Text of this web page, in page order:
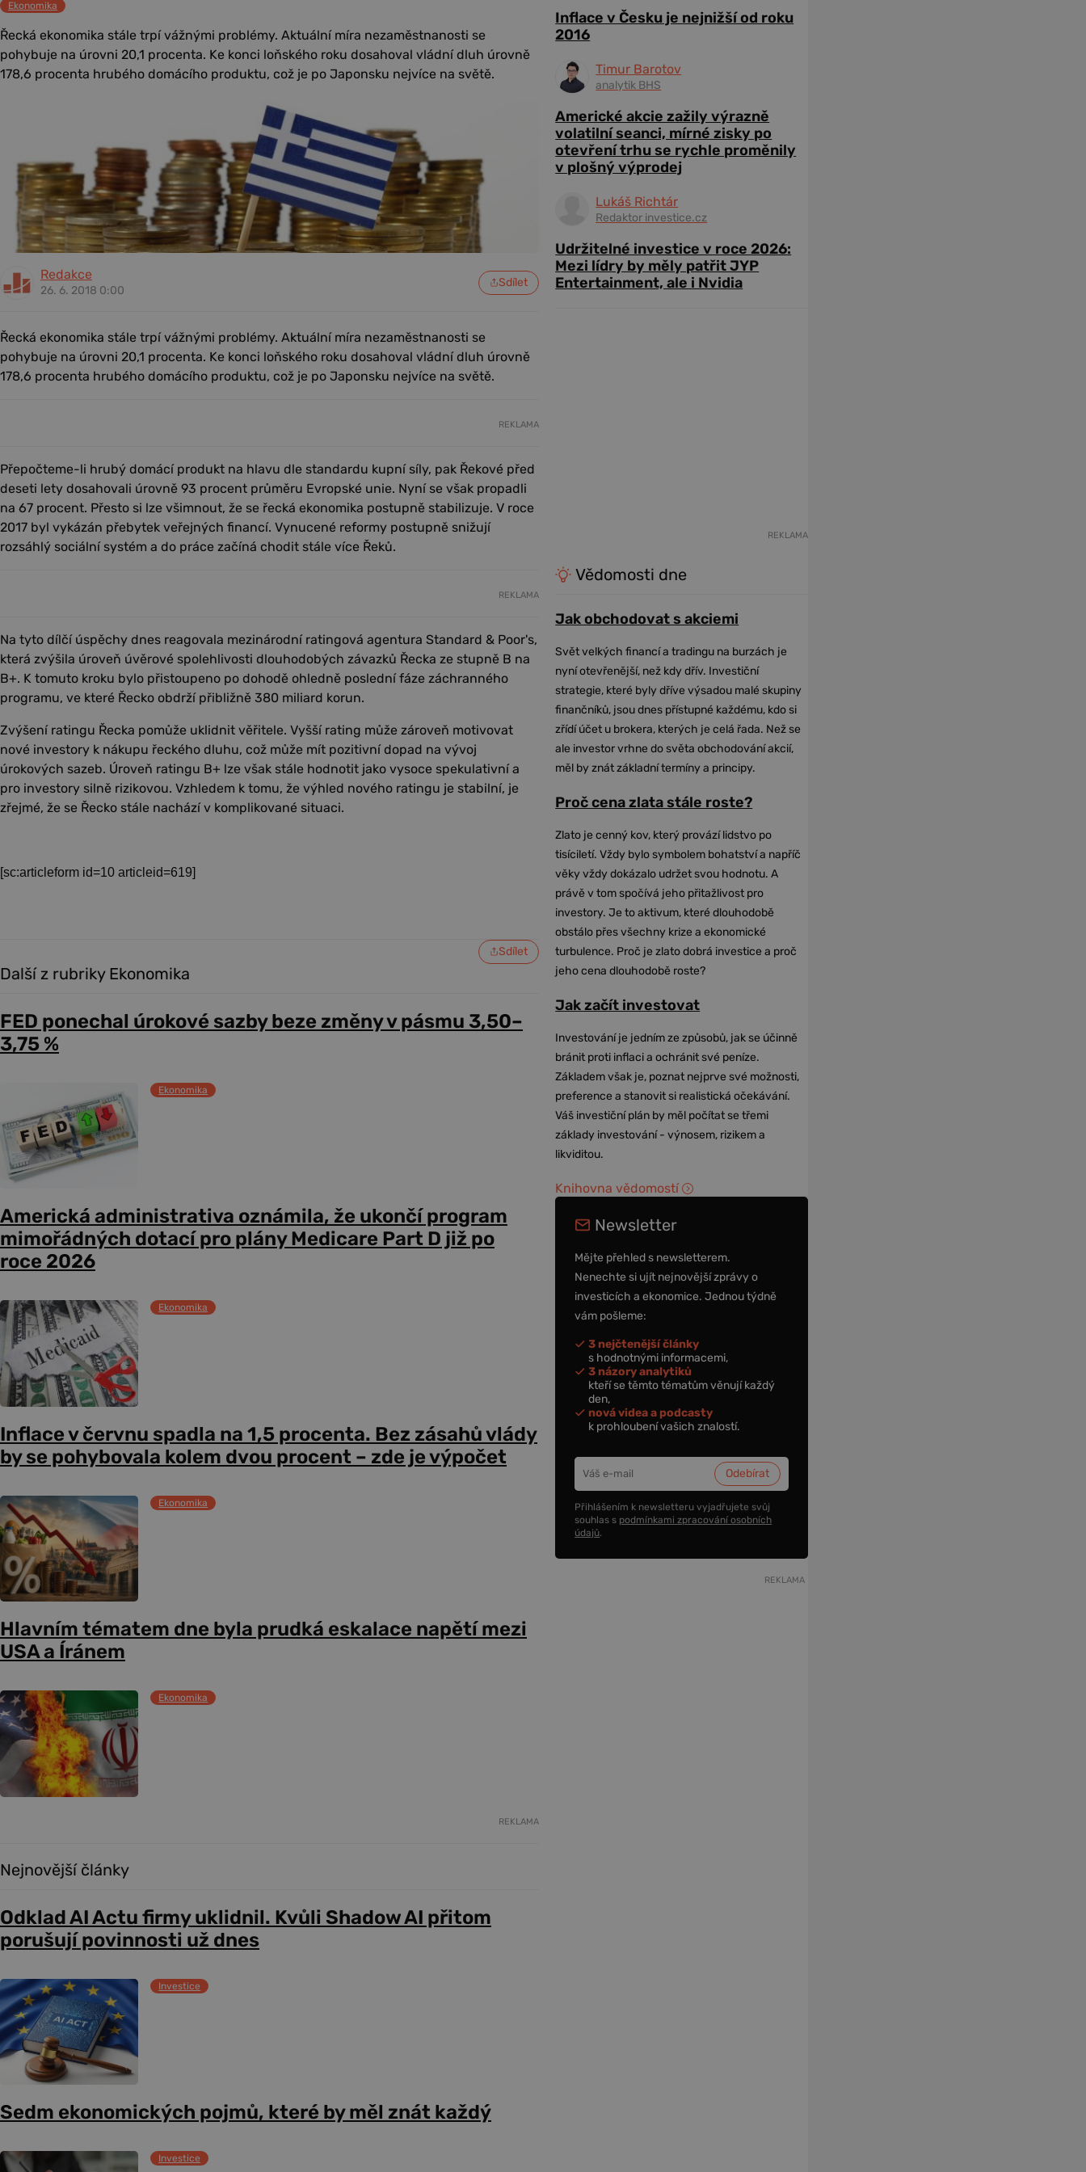
Ekonomika
Řecká ekonomika stále trpí vážnými problémy. Aktuální míra nezaměstnanosti se
pohybuje na úrovni 20,1 procenta. Ke konci loňského roku dosahoval vládní dluh úrovně
178,6 procenta hrubého domácího produktu, což je po Japonsku nejvíce na světě.
Redakce
26. 6. 2018 0:00
Sdílet
Řecká ekonomika stále trpí vážnými problémy. Aktuální míra nezaměstnanosti se
pohybuje na úrovni 20,1 procenta. Ke konci loňského roku dosahoval vládní dluh úrovně
178,6 procenta hrubého domácího produktu, což je po Japonsku nejvíce na světě.
REKLAMA
Přepočteme-li hrubý domácí produkt na hlavu dle standardu kupní síly, pak Řekové před
deseti lety dosahovali úrovně 93 procent průměru Evropské unie. Nyní se však propadli
na 67 procent. Přesto si lze všimnout, že se řecká ekonomika postupně stabilizuje. V roce
2017 byl vykázán přebytek veřejných financí. Vynucené reformy postupně snižují
rozsáhlý sociální systém a do práce začíná chodit stále více Řeků.
REKLAMA
Na tyto dílčí úspěchy dnes reagovala mezinárodní ratingová agentura Standard & Poor's,
která zvýšila úroveň úvěrové spolehlivosti dlouhodobých závazků Řecka ze stupně B na
B+. K tomuto kroku bylo přistoupeno po dohodě ohledně poslední fáze záchranného
programu, ve které Řecko obdrží přibližně 380 miliard korun.
Zvýšení ratingu Řecka pomůže uklidnit věřitele. Vyšší rating může zároveň motivovat
nové investory k nákupu řeckého dluhu, což může mít pozitivní dopad na vývoj
úrokových sazeb. Úroveň ratingu B+ lze však stále hodnotit jako vysoce spekulativní a
pro investory silně rizikovou. Vzhledem k tomu, že výhled nového ratingu je stabilní, je
zřejmé, že se Řecko stále nachází v komplikované situaci.
[sc:articleform id=10 articleid=619]
Sdílet
Další z rubriky Ekonomika
FED ponechal úrokové sazby beze změny v pásmu 3,50–
3,75 %
Ekonomika
Americká administrativa oznámila, že ukončí program
mimořádných dotací pro plány Medicare Part D již po
roce 2026
Ekonomika
Inflace v červnu spadla na 1,5 procenta. Bez zásahů vlády
by se pohybovala kolem dvou procent – zde je výpočet
Ekonomika
Hlavním tématem dne byla prudká eskalace napětí mezi
USA a Íránem
Ekonomika
REKLAMA
Nejnovější články
Odklad AI Actu firmy uklidnil. Kvůli Shadow AI přitom
porušují povinnosti už dnes
Investice
Sedm ekonomických pojmů, které by měl znát každý
Investice
Inflace v Česku je nejnižší od roku
2016
Timur Barotov
analytik BHS
Americké akcie zažily výrazně
volatilní seanci, mírné zisky po
otevření trhu se rychle proměnily
v plošný výprodej
Lukáš Richtár
Redaktor investice.cz
Udržitelné investice v roce 2026:
Mezi lídry by měly patřit JYP
Entertainment, ale i Nvidia
REKLAMA
Vědomosti dne
Jak obchodovat s akciemi
Svět velkých financí a tradingu na burzách je
nyní otevřenější, než kdy dřív. Investiční
strategie, které byly dříve výsadou malé skupiny
finančníků, jsou dnes přístupné každému, kdo si
zřídí účet u brokera, kterých je celá řada. Než se
ale investor vrhne do světa obchodování akcií,
měl by znát základní termíny a principy.
Proč cena zlata stále roste?
Zlato je cenný kov, který provází lidstvo po
tisíciletí. Vždy bylo symbolem bohatství a napříč
věky vždy dokázalo udržet svou hodnotu. A
právě v tom spočívá jeho přitažlivost pro
investory. Je to aktivum, které dlouhodobě
obstálo přes všechny krize a ekonomické
turbulence. Proč je zlato dobrá investice a proč
jeho cena dlouhodobě roste?
Jak začít investovat
Investování je jedním ze způsobů, jak se účinně
bránit proti inflaci a ochránit své peníze.
Základem však je, poznat nejprve své možnosti,
preference a stanovit si realistická očekávání.
Váš investiční plán by měl počítat se třemi
základy investování - výnosem, rizikem a
likviditou.
Knihovna vědomostí
Newsletter
Mějte přehled s newsletterem.
Nenechte si ujít nejnovější zprávy o
investicích a ekonomice. Jednou týdně
vám pošleme:
3 nejčtenější články
s hodnotnými informacemi,
3 názory analytiků
kteří se těmto tématům věnují každý
den,
nová videa a podcasty
k prohloubení vašich znalostí.
Přihlášením k newsletteru vyjadřujete svůj
souhlas s podmínkami zpracování osobních
údajů.
REKLAMA